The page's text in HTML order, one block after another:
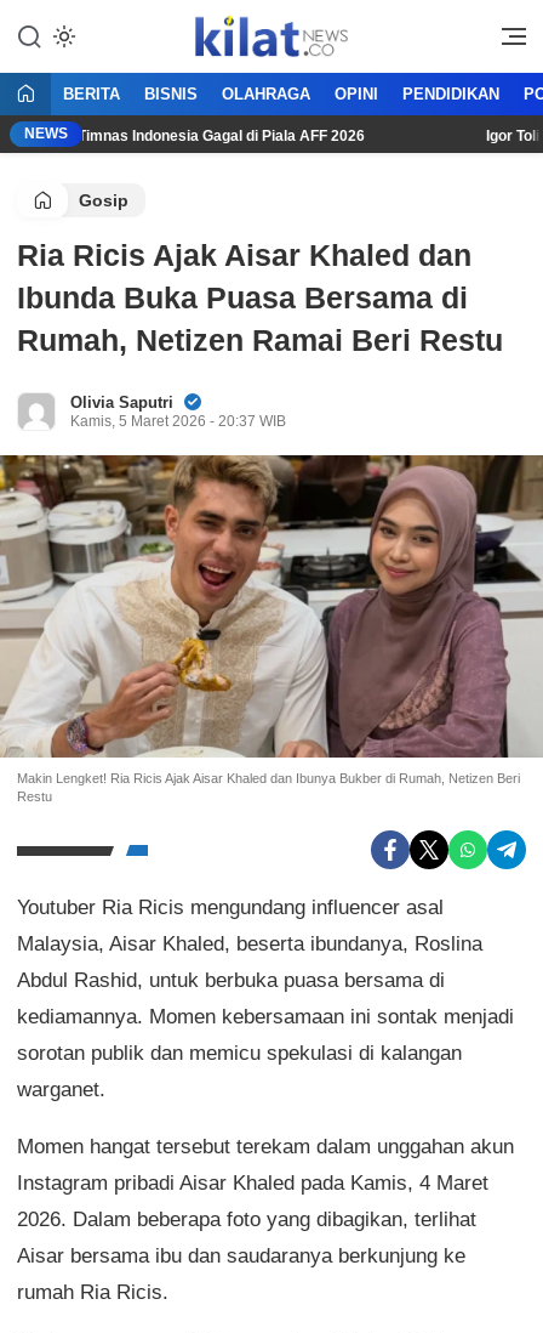
KilatNews.co
Mencerdaskan Anak Bangsa
BERITA BISNIS OLAHRAGA OPINI PENDIDIKAN
NEWS
Timnas Indonesia Gagal di Piala AFF 2026 Igor Tolic:
Gosip
Ria Ricis Ajak Aisar Khaled dan
Ibunda Buka Puasa Bersama di
Rumah, Netizen Ramai Beri Restu
Olivia Saputri
Kamis, 5 Maret 2026 - 20:37 WIB
Makin Lengket! Ria Ricis Ajak Aisar Khaled dan Ibunya Bukber di Rumah, Netizen Beri
Restu
Youtuber Ria Ricis mengundang influencer asal
Malaysia, Aisar Khaled, beserta ibundanya, Roslina
Abdul Rashid, untuk berbuka puasa bersama di
kediamannya. Momen kebersamaan ini sontak menjadi
sorotan publik dan memicu spekulasi di kalangan
warganet.
Momen hangat tersebut terekam dalam unggahan akun
Instagram pribadi Aisar Khaled pada Kamis, 4 Maret
2026. Dalam beberapa foto yang dibagikan, terlihat
Aisar bersama ibu dan saudaranya berkunjung ke
rumah Ria Ricis.